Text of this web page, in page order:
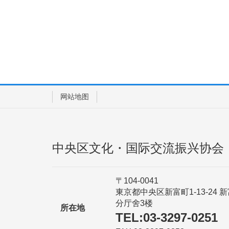
网站地图
中央区文化・国际交流振兴协会
所在地
〒104-0041
東京都中央区新富町1-13-24 新
分厅舍3楼
TEL:03-3297-0251